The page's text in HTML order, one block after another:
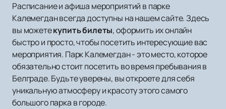
Расписание и афиша мероприятий в парке
Калемегдан всегда доступны на нашем сайте. Здесь
вы можетекупить билеты, оформить их онлайн
быстро и просто, чтобы посетить интересующие вас
мероприятия. Парк Калемегдан - это место, которое
обязательно стоит посетить во время пребывания в
Белграде. Будьте уверены, вы откроете для себя
уникальную атмосферу и красоту этого самого
большого парка в городе.